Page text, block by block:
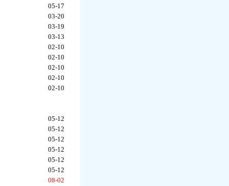
05-17
03-20
03-19
03-13
02-10
02-10
02-10
02-10
02-10
05-12
05-12
05-12
05-12
05-12
05-12
08-02